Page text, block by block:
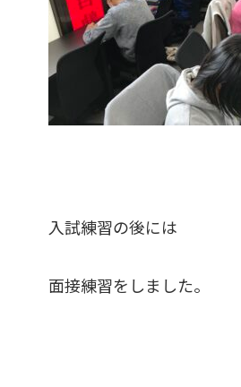
入試練習の後には
面接練習をしました。